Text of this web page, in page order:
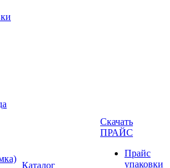
Каталог
Скачать
ПРАЙС
Прайс
упаковки